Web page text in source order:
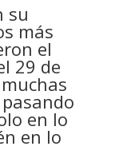
su
más
el
29 de
en lo
en lo